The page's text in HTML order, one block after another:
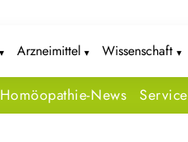
Arzneimittel Wissenschaft
Homöopathie-News Service